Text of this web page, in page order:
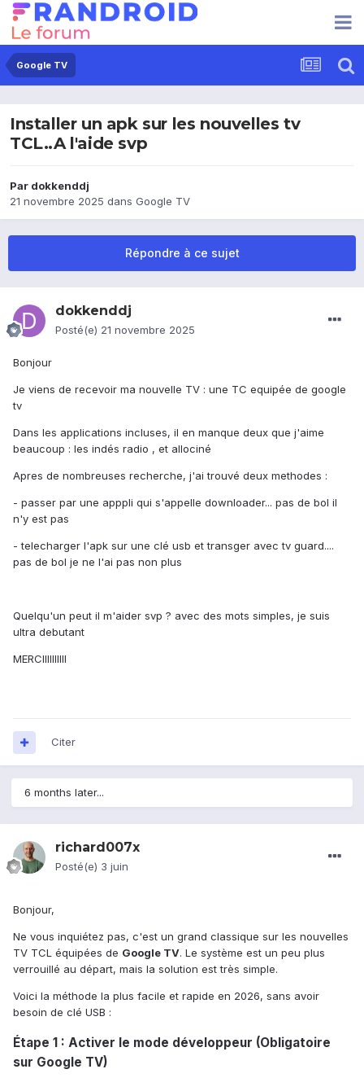
Google TV
Installer un apk sur les nouvelles tv
TCL..A l'aide svp
Par dokkenddj
21 novembre 2025 dans Google TV
Répondre à ce sujet
dokkenddj
Posté(e) 21 novembre 2025
Bonjour
Je viens de recevoir ma nouvelle TV : une TC equipée de google
tv
Dans les applications incluses, il en manque deux que j'aime
beaucoup : les indés radio , et allociné
Apres de nombreuses recherche, j'ai trouvé deux methodes :
- passer par une apppli qui s'appelle downloader... pas de bol il
n'y est pas
- telecharger l'apk sur une clé usb et transger avec tv guard....
pas de bol je ne l'ai pas non plus
Quelqu'un peut il m'aider svp ? avec des mots simples, je suis
ultra debutant
MERCIIIIIIIIII
Citer
6 months later...
richard007x
Posté(e) 3 juin
Bonjour,
Ne vous inquiétez pas, c'est un grand classique sur les nouvelles
TV TCL équipées de Google TV. Le système est un peu plus
verrouillé au départ, mais la solution est très simple.
Voici la méthode la plus facile et rapide en 2026, sans avoir
besoin de clé USB :
Étape 1 : Activer le mode développeur (Obligatoire
sur Google TV)